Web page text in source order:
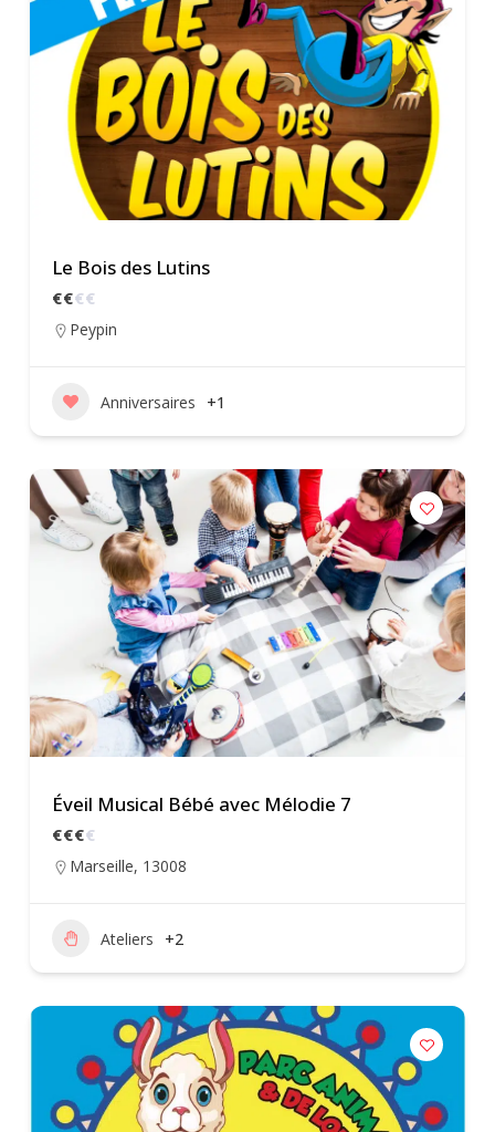
Le Bois des Lutins
€€€€
Peypin
Anniversaires +1
Éveil Musical Bébé avec Mélodie 7
€€€€
Marseille, 13008
Ateliers +2